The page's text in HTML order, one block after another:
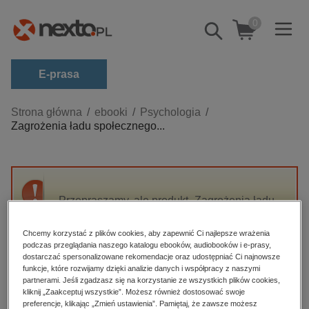
Pokaż/schowaj
wyszukiwarkę
0
E-prasa
Kategorie
Zobacz wszystkie E-prasa
budownictwo, aranżacja wnętrz
darmowe wydania
edukacja
hobby, sport, rozrywka
komputery, internet, technologie, informatyka
Strona główna ebooki
Psychologia
Zagrożenia ładu społecznego...
Przepraszamy, ale produkt „Zagrożenia ładu
High-contrast mode
Polecane
Chcemy korzystać z plików cookies, aby zapewnić Ci najlepsze wrażenia
podczas przeglądania naszego katalogu ebooków, audiobooków i e-prasy,
dostarczać spersonalizowane rekomendacje oraz udostępniać Ci najnowsze
funkcje, które rozwijamy dzięki analizie danych i współpracy z naszymi
partnerami. Jeśli zgadzasz się na korzystanie ze wszystkich plików cookies,
kliknij „Zaakceptuj wszystkie”. Możesz również dostosować swoje
preferencje, klikając „Zmień ustawienia”. Pamiętaj, że zawsze możesz